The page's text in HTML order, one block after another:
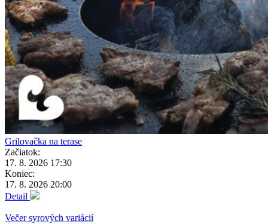
Grilovačka na terase
Začiatok:
17. 8. 2026 17:30
Koniec:
17. 8. 2026 20:00
Detail
Večer syrových variácií